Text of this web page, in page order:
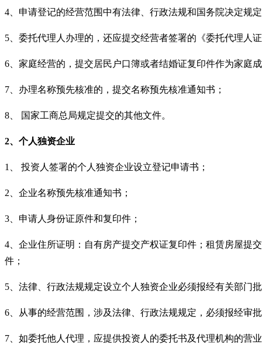
4、申请登记的经营范围中有法律、行政法规和国务院决定规
5、委托代理人办理的，还应提交经营者签署的《委托代理人
6、家庭经营的，提交居民户口簿或者结婚证复印件作为家庭
7、办理名称预先核准的，提交名称预先核准通知书；
8、 国家工商总局规定提交的其他文件。
2、个人独资企业
1、 投资人签署的个人独资企业设立登记申请书；
2、企业名称预先核准通知书；
3、申请人身份证原件和复印件；
4、企业住所证明：自有房产提交产权证复印件；租赁房屋提
件；
5、法律、行政法规规定设立个人独资企业必须报经有关部门
6、从事的经营范围，涉及法律、行政法规规定，必须报经审
7、如委托他人代理，应提供投资人的委托书及代理机构的营